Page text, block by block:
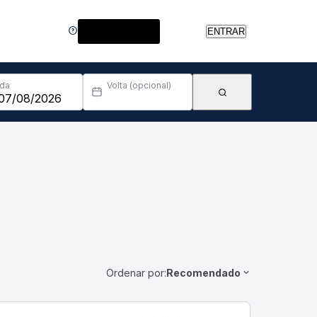
ENTRAR
Volta (opcional)
Ordenar por:Recomendado